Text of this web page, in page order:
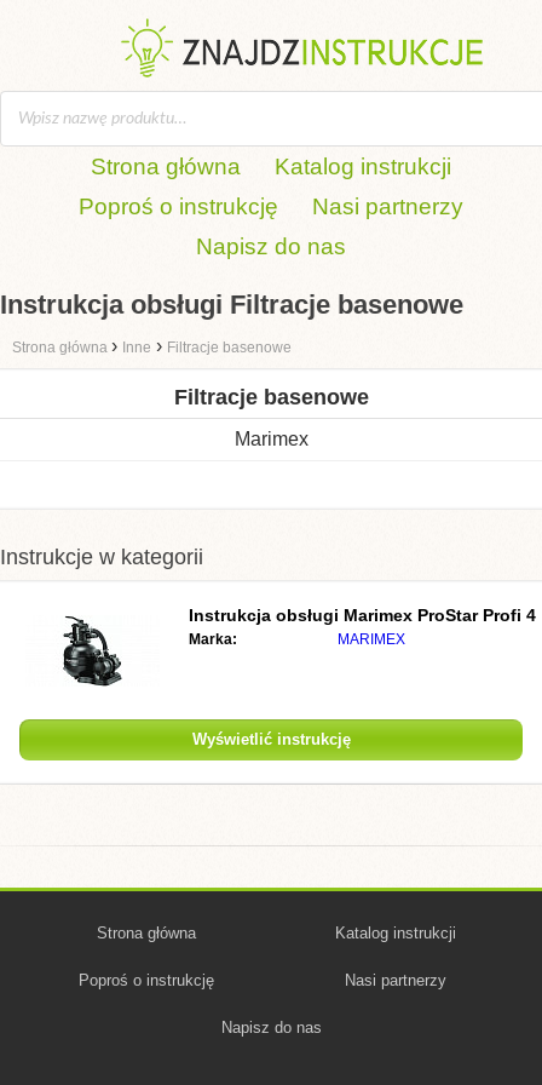
Strona główna
Katalog instrukcji
Poproś o instrukcję
Nasi partnerzy
Napisz do nas
Instrukcja obsługi Filtracje basenowe
Strona główna › Inne › Filtracje basenowe
Filtracje basenowe
Marimex
Instrukcje w kategorii
Instrukcja obsługi Marimex ProStar Profi 4
Marka: MARIMEX
Wyświetlić instrukcję
Strona główna Katalog instrukcji
Poproś o instrukcję Nasi partnerzy
Napisz do nas